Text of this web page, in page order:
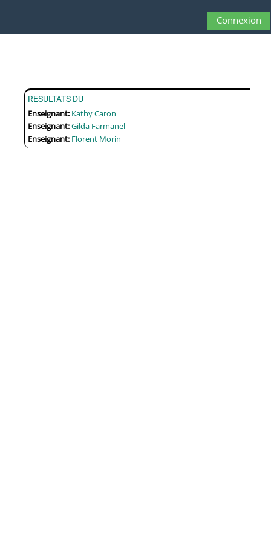
Activer/
Connexion
RESULTATS DU
Enseignant: Kathy Caron
Enseignant:Gilda Farmanel
Enseignant: Florent Morin